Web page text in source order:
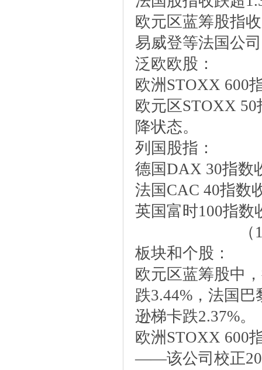
欧元区蓝筹股指
易威登等法国公
泛欧欧股：
欧洲STOXX600
欧元区STOXX50
降状态。
列国股指：
德国DAX30指数
法国CAC40指数
英国富时100指数
板块和个股：
欧元区蓝筹股中
跌3.44%，法国
逊梯卡跌2.37%。
欧洲STOXX600
——该公司校正